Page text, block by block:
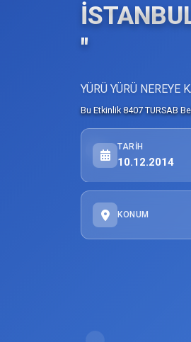
''
YÜRÜ YÜRÜ
Bu Etkinlik 8407 TURSAB
TARIH
10.12.2014
KONUM